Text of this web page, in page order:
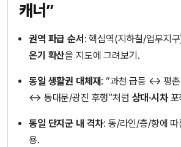
캐너”
권역 파급 순서 : 핵심역(지하철/업무지
온기 확산을 지도에 그려보기.
동일 생활권 대체재: “과천 급등 ↔ 평촌
↔ 동대문/광진 후행”처럼 상대·시차포
동일 단지군 내 격차: 동/라인/층/향에 따
용.